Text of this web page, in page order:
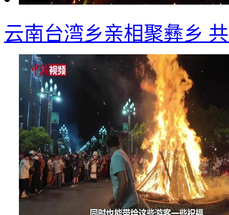
云南台湾乡亲相聚彝乡